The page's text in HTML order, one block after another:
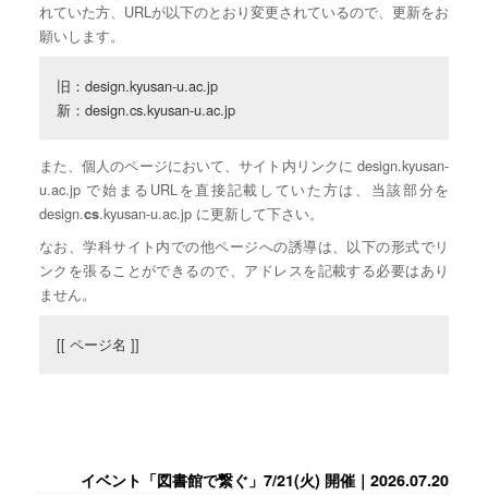
れていた方、URLが以下のとおり変更されているので、更新をお
願いします。
旧：design.kyusan-u.ac.jp
新：design.cs.kyusan-u.ac.jp
また、個人のページにおいて、サイト内リンクに design.kyusan-
u.ac.jp で始まるURLを直接記載していた方は、当該部分を
design.cs.kyusan-u.ac.jp に更新して下さい。
なお、学科サイト内での他ページへの誘導は、以下の形式でリ
ンクを張ることができるので、アドレスを記載する必要はあり
ません。
[[ ページ名 ]]
イベント「図書館で繋ぐ」7/21(火) 開催｜2026.07.20